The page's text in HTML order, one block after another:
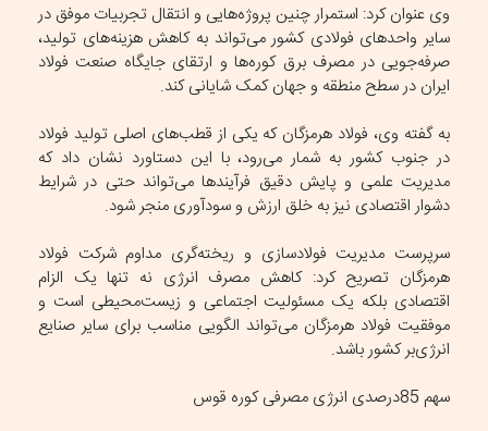
وی عنوان کرد: استمرار چنین پروژه‌هایی و انتقال تجربیات موفق در
سایر واحدهای فولادی کشور می‌تواند به کاهش هزینه‌های تولید،
صرفه‌جویی در مصرف برق کوره‌ها و ارتقای جایگاه صنعت فولاد
ایران در سطح منطقه و جهان کمک شایانی کند.
به گفته وی، فولاد هرمزگان که یکی از قطب‌های اصلی تولید فولاد
در جنوب کشور به شمار می‌رود، با این دستاورد نشان داد که
مدیریت علمی و پایش دقیق فرآیندها می‌تواند حتی در شرایط
دشوار اقتصادی نیز به خلق ارزش و سودآوری منجر شود.
سرپرست مدیریت فولادسازی و ریخته‌گری مداوم شرکت فولاد
هرمزگان تصریح کرد: کاهش مصرف انرژی نه تنها یک الزام
اقتصادی بلکه یک مسئولیت اجتماعی و زیست‌محیطی است و
موفقیت فولاد هرمزگان می‌تواند الگویی مناسب برای سایر صنایع
انرژی‌بر کشور باشد.
سهم 85درصدی انرژی مصرفی کوره قوس